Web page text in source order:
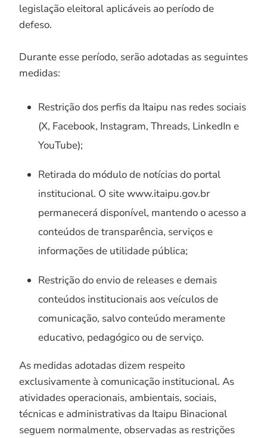
legislação eleitoral aplicáveis ao período de
defeso.
Durante esse período, serão adotadas as seguintes
medidas:
Restrição dos perfis da Itaipu nas redes sociais
(X, Facebook, Instagram, Threads, LinkedIn e
YouTube);
Retirada do módulo de notícias do portal
institucional. O site www.itaipu.gov.br
permanecerá disponível, mantendo o acesso a
conteúdos de transparência, serviços e
informações de utilidade pública;
Restrição do envio de releases e demais
conteúdos institucionais aos veículos de
comunicação, salvo conteúdo meramente
educativo, pedagógico ou de serviço.
As medidas adotadas dizem respeito
exclusivamente à comunicação institucional. As
atividades operacionais, ambientais, sociais,
técnicas e administrativas da Itaipu Binacional
seguem normalmente, observadas as restrições